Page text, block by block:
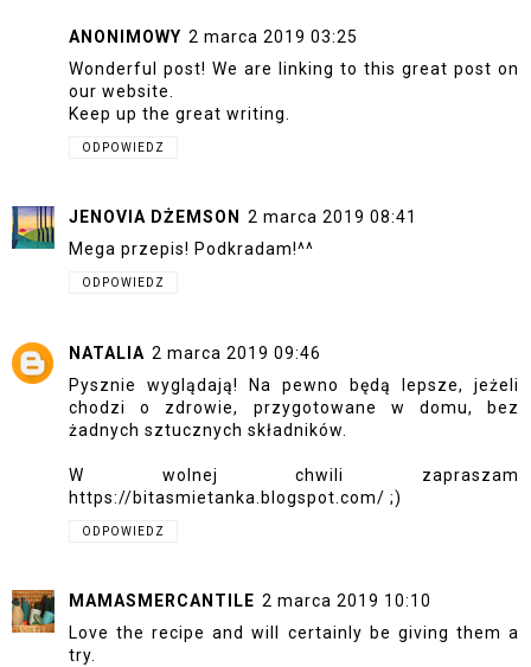
ANONIMOWY 2 marca 2019 03:25
Wonderful post! We are linking to this great post on
our website.
Keep up the great writing.
ODPOWIEDZ
JENOVIA DŻEMSON
2 marca 2019 08:41
Mega przepis! Podkradam!^^
ODPOWIEDZ
NATALIA 2 marca 2019 09:46
Pysznie wyglądają! Na pewno będą lepsze, jeżeli
chodzi o zdrowie, przygotowane w domu, bez
żadnych sztucznych składników.
W wolnej chwili zapraszam
https://bitasmietanka.blogspot.com/ ;)
ODPOWIEDZ
MAMASMERCANTILE 2 marca 2019 10:10
Love the recipe and will certainly be giving them a
try.